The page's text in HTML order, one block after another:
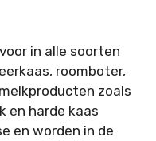
in alle soorten
roomboter,
zoals
en harde kaas
en worden in de